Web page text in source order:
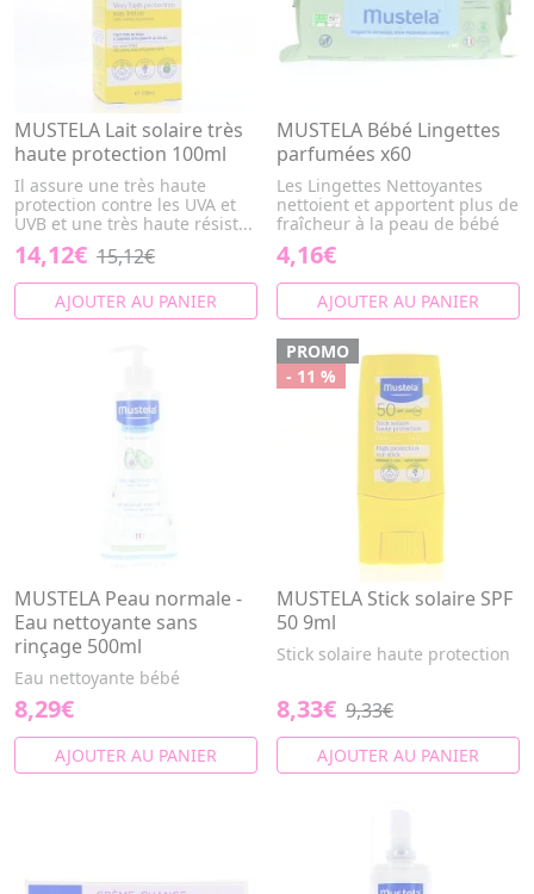
MUSTELA Lait solaire très
haute protection 100ml
Il assure une très haute
protection contre les UVA et
UVB et une très haute résist...
14,12€ 15,12€
AJOUTER AU PANIER
MUSTELA Bébé Lingettes
parfumées x60
Les Lingettes Nettoyantes
nettoient et apportent plus de
fraîcheur à la peau de bébé
4,16€
AJOUTER AU PANIER
MUSTELA Peau normale -
Eau nettoyante sans
rinçage 500ml
Eau nettoyante bébé
8,29€
AJOUTER AU PANIER
PROMO
- 11 %
MUSTELA Stick solaire SPF
50 9ml
Stick solaire haute protection
8,33€ 9,33€
AJOUTER AU PANIER